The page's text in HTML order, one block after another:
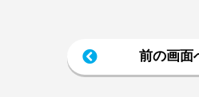
前の画面